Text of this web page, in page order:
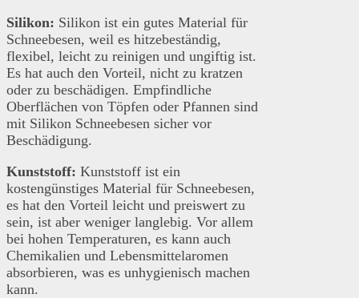
Silikon: Silikon ist ein gutes Material für
Schneebesen, weil es hitzebeständig,
flexibel, leicht zu reinigen und ungiftig ist.
Es hat auch den Vorteil, nicht zu kratzen
oder zu beschädigen. Empfindliche
Oberflächen von Töpfen oder Pfannen sind
mit Silikon Schneebesen sicher vor
Beschädigung.
Kunststoff: Kunststoff ist ein
kostengünstiges Material für Schneebesen,
es hat den Vorteil leicht und preiswert zu
sein, ist aber weniger langlebig. Vor allem
bei hohen Temperaturen, es kann auch
Chemikalien und Lebensmittelaromen
absorbieren, was es unhygienisch machen
kann.